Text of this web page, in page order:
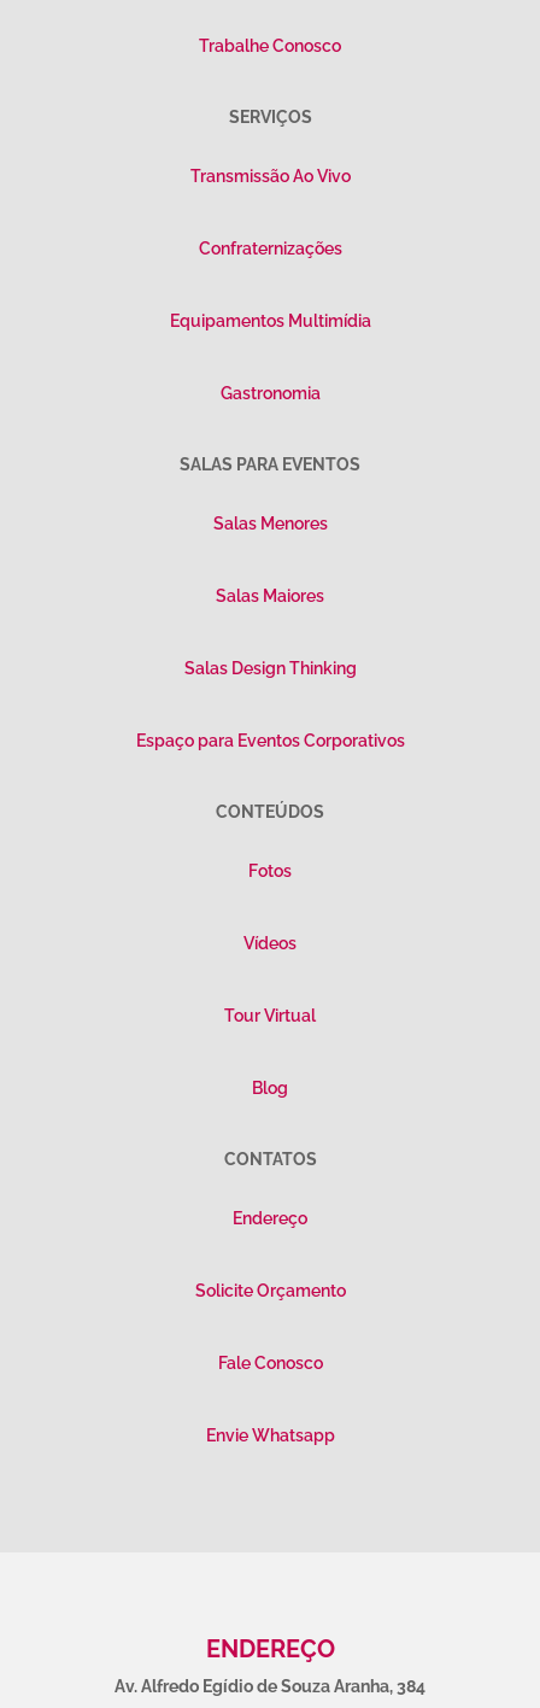
Trabalhe Conosco
SERVIÇOS
Transmissão Ao Vivo
Confraternizações
Equipamentos Multimídia
Gastronomia
SALAS PARA EVENTOS
Salas Menores
Salas Maiores
Salas Design Thinking
Espaço para Eventos Corporativos
CONTEÚDOS
Fotos
Vídeos
Tour Virtual
Blog
CONTATOS
Endereço
Solicite Orçamento
Fale Conosco
Envie Whatsapp
ENDEREÇO
Av. Alfredo Egídio de Souza Aranha, 384